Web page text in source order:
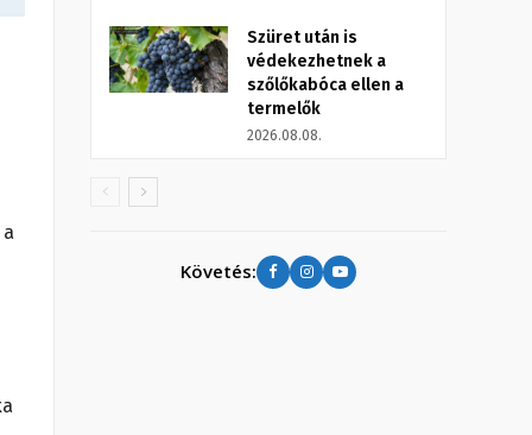
Szüret után is
védekezhetnek a
szőlőkabóca ellen a
termelők
2026.08.08.
Követés: